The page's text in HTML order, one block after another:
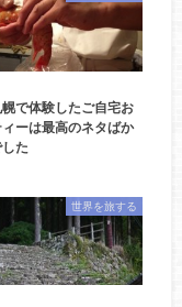
幌で体験したご自宅お
ーは最高のネタばか
た
世界を旅する